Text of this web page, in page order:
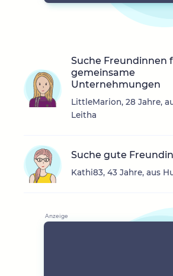
Suche Freundinnen
gemeinsame
Unternehmungen
LittleMarion, 28 Jahre,
Leitha
Suche gute Freundin
Kathi83, 43 Jahre, aus